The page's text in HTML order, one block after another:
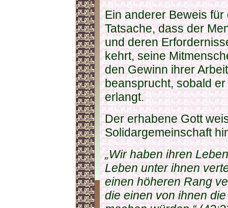
Ein anderer Beweis
Tatsache, dass der
und deren
kehrt, seine
den Gewinn ihrer
beansprucht, sobald
erlangt.
Der erhabene Gott
Solidargemeinschaft
„Wir haben ihren
Leben unter ihnen
einen höheren Rang
die einen von ihnen